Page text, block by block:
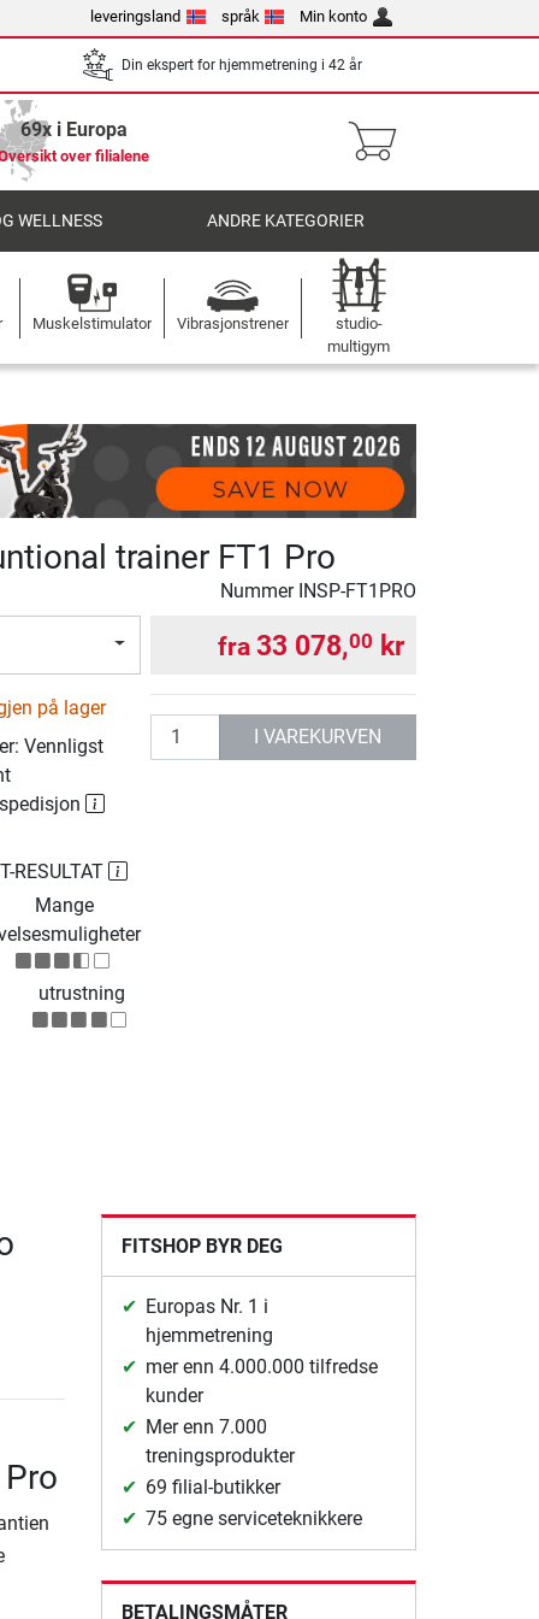
leveringsland språk Min konto
Din ekspert for hjemmetrening i 42 år
69x i Europa
over filialene
WELLNESS ANDRE KATEGORIER
Muskelstimulator Vibrasjonstrener
studio-
multigym
trainer FT1 Pro
Nummer INSP-FT1PRO
på lager
Vennligst
fra 33 078,00 kr
antall I VAREKURVEN
RESULTAT
Mange
utrustning
FITSHOP BYR DEG
Europas Nr. 1 i
hjemmetrening
mer enn 4.000.000 tilfredse
kunder
Mer enn 7.000
treningsprodukter
69 filial-butikker
75 egne serviceteknikkere
BETALINGSMÅTER